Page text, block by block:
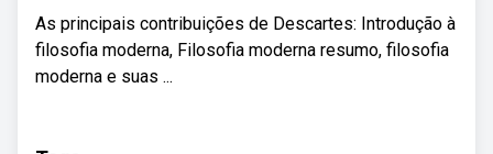
As principais contribuições de Descartes: Introdução à
filosofia moderna, Filosofia moderna resumo, filosofia
moderna e suas ...